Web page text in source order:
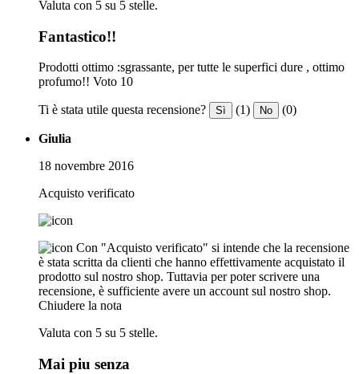
Valuta con 5 su 5 stelle.
Fantastico!!
Prodotti ottimo :sgrassante, per tutte le superfici dure , ottimo
profumo!! Voto 10
Ti è stata utile questa recensione? Sì (1) No (0)
Giulia
18 novembre 2016
Acquisto verificato
Con "Acquisto verificato" si intende che la recensione
è stata scritta da clienti che hanno effettivamente acquistato il
prodotto sul nostro shop. Tuttavia per poter scrivere una
recensione, è sufficiente avere un account sul nostro shop.
Chiudere la nota
Valuta con 5 su 5 stelle.
Mai piu senza